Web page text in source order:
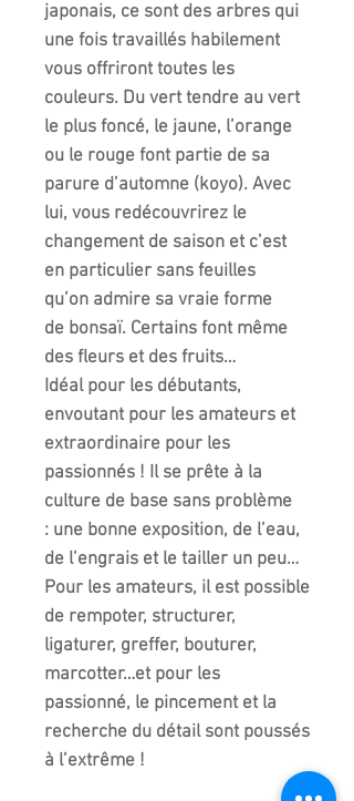
japonais, ce sont des arbres qui
une fois travaillés habilement
vous offriront toutes les
couleurs. Du vert tendre au vert
le plus foncé, le jaune, l’orange
ou le rouge font partie de sa
parure d’automne (koyo). Avec
lui, vous redécouvrirez le
changement de saison et c’est
en particulier sans feuilles
qu’on admire sa vraie forme
de bonsaï. Certains font même
des fleurs et des fruits…
Idéal pour les débutants,
envoutant pour les amateurs et
extraordinaire pour les
passionnés ! Il se prête à la
culture de base sans problème
: une bonne exposition, de l’eau,
de l’engrais et le tailler un peu…
Pour les amateurs, il est possible
de rempoter, structurer,
ligaturer, greffer, bouturer,
marcotter…et pour les
passionné, le pincement et la
recherche du détail sont poussés
à l’extrême !